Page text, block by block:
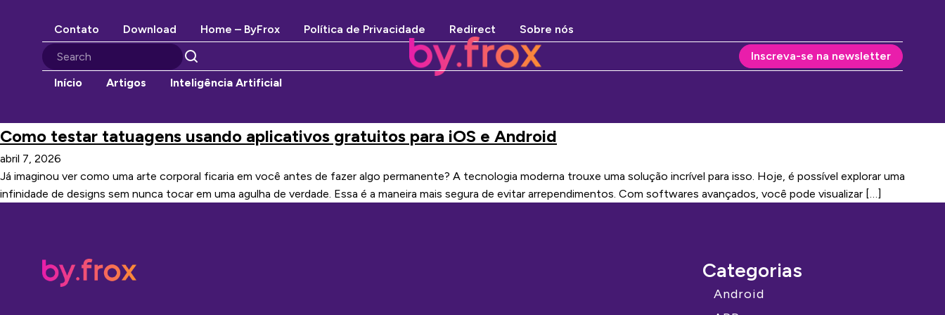
Contato Download Home – ByFrox Política de Privacidade Redirect
Sobre nós
Inscreva-se na newsletter
Início
Artigos Inteligência Artificial
Como testar tatuagens usando aplicativos gratuitos para iOS e Android
abril 7, 2026
Já imaginou ver como uma arte corporal ficaria em você antes de fazer algo permanente? A tecnologia moderna trouxe uma solução incrível para isso. Hoje, é possível explorar uma
infinidade de designs sem nunca tocar em uma agulha de verdade. Essa é a maneira mais segura de evitar arrependimentos. Com softwares avançados, você pode visualizar […]
Categorias
Android